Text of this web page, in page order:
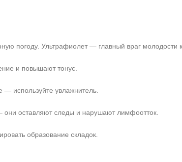
погоду. Ультрафиолет — главный враг молодости
и повышают тонус.
используйте увлажнитель.
они оставляют следы и нарушают лимфоотток.
образование складок.